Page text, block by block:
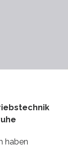
haben